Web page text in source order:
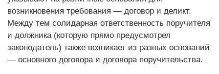
возникновения требования — договор и деликт.
Между тем солидарная ответственность поручителя
и должника (которую прямо предусмотрел
законодатель) также возникает из разных оснований
— основного договора и договора поручительства.